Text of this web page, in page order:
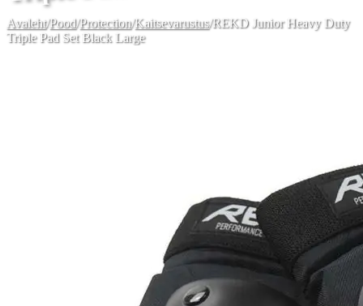
Avaleht/Pood/Protection/Kaitsevarustus/REKD Junior Heavy Duty
Triple Pad Set Black Large